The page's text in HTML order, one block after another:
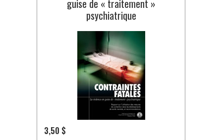
guise de « traitement »
psychiatrique
3,50 $